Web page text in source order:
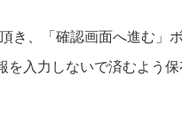
き、「確認画面へ進む」
を入力しないで済むよう保